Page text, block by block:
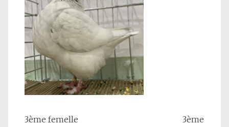
3ème femelle 3ème